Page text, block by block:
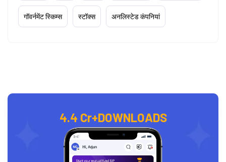
गॉवर्नमेंट स्किम्स स्टॉक्स अनलिस्टेड कंपनियां
4.4 Cr+DOWNLOADS